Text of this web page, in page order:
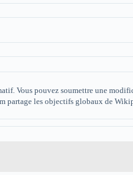
Vous pouvez soumettre une
partage les objectifs globaux de